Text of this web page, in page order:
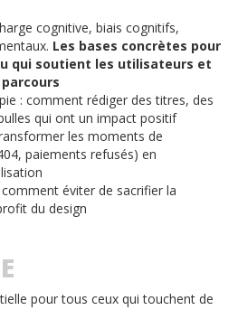
cognitive, biais cognitifs,
Les bases concrètes pour
qui soutient les utilisateurs et
: comment rédiger des titres, des
qui ont un impact positif
les moments de
paiements refusés) en
éviter de sacrifier la
du design
pour tous ceux qui touchent de